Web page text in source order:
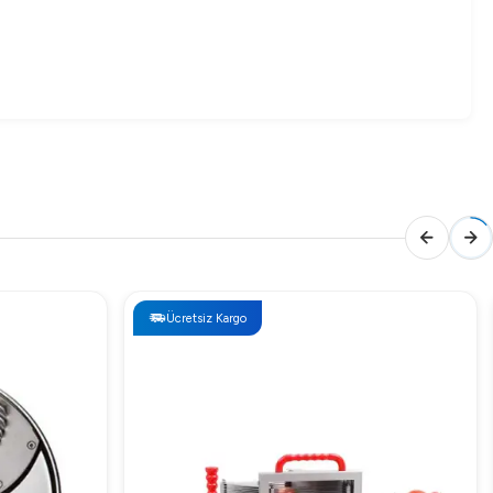
yapısı ve kullanımı kolay tasarımı ile endüstriyel
artırın!
Ücretsiz Kargo